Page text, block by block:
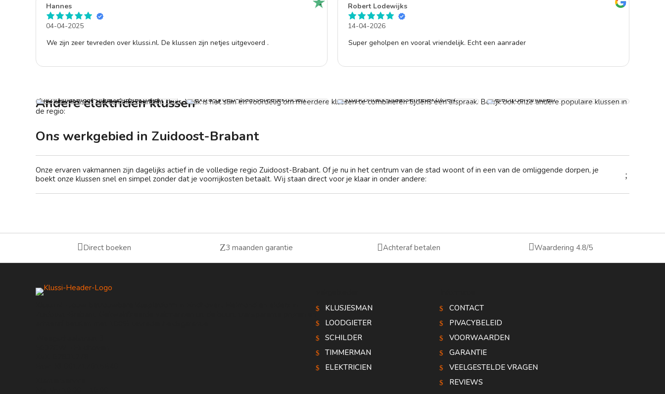
Hannes
04-04-2025
We zijn zeer tevreden over klussi.nl. De klussen zijn netjes uitgevoerd .
Robert Lodewijks
14-04-2026
Super geholpen en vooral vriendelijk. Echt een aanrader
Andere elektricien klussen
Onze vakmensen zijn van alle markten thuis. Vaak is het slim én voordelig om meerdere klussen te combineren tijdens één afspraak. Bekijk ook onze andere populaire klussen in
de regio:
Ons werkgebied in Zuidoost-Brabant
Onze ervaren vakmannen zijn dagelijks actief in de volledige regio Zuidoost-Brabant. Of je nu in het centrum van de stad woont of in een van de omliggende dorpen, je
boekt onze klussen snel en simpel zonder dat je voorrijkosten betaalt. Wij staan direct voor je klaar in onder andere:
Direct boeken Z3 maanden garantie Achteraf betalen Waardering 4.8/5
KLUSJESMAN
LOODGIETER
SCHILDER
TIMMERMAN
ELEKTRICIEN
CONTACT
PIVACYBELEID
VOORWAARDEN
GARANTIE
VEELGESTELDE VRAGEN
REVIEWS